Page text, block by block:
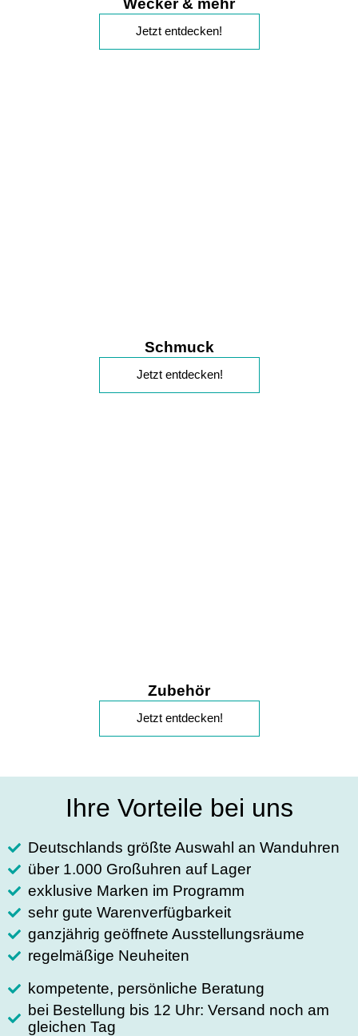
Wecker & mehr
Jetzt entdecken!
Schmuck
Jetzt entdecken!
Zubehör
Jetzt entdecken!
Ihre Vorteile bei uns
Deutschlands größte Auswahl an Wanduhren
über 1.000 Großuhren auf Lager
exklusive Marken im Programm
sehr gute Warenverfügbarkeit
ganzjährig geöffnete Ausstellungsräume
regelmäßige Neuheiten
kompetente, persönliche Beratung
bei Bestellung bis 12 Uhr: Versand noch am
gleichen Tag